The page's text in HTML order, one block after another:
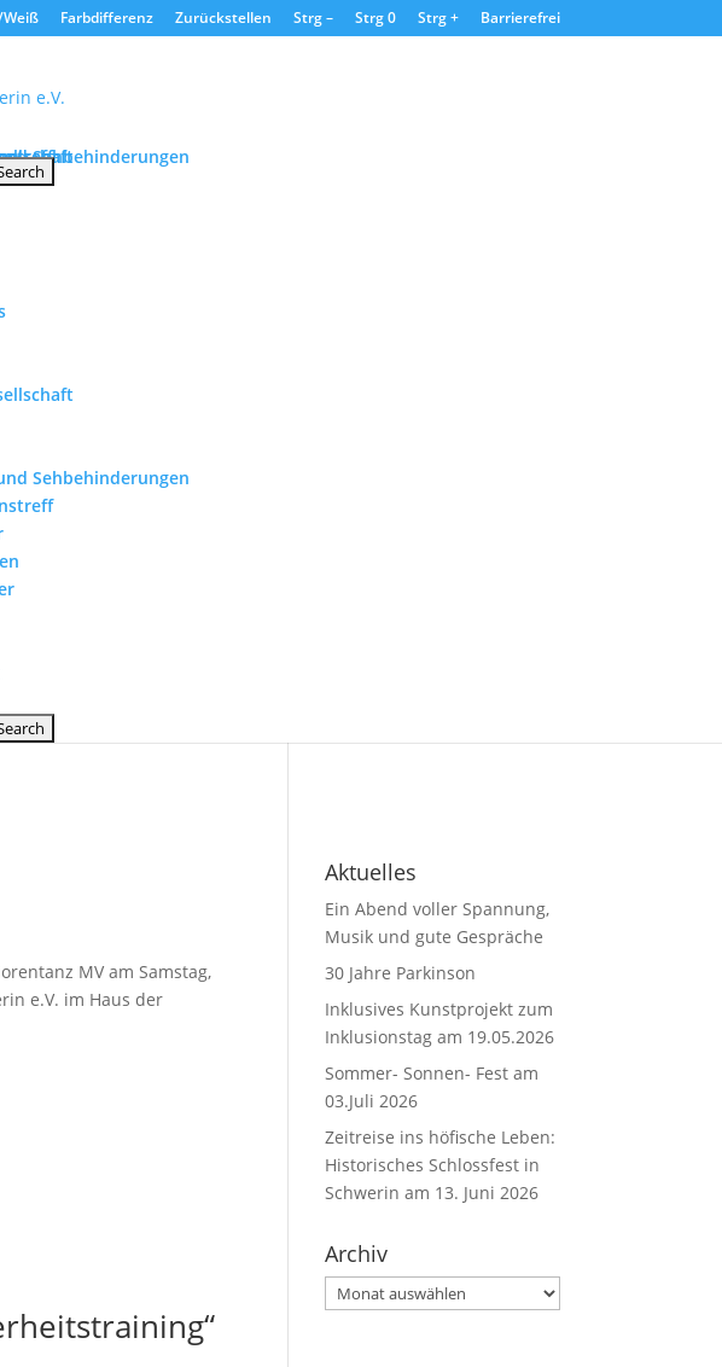
Farbdifferenz Zurückstellen Strg – Strg 0 Strg + Barrierefrei
Sehbehinderungen
Sehbehinderungen
MV am Samstag,
e.V. im Haus der
Aktuelles
Ein Abend voller Spannung,
Musik und gute Gespräche
30 Jahre Parkinson
Inklusives Kunstprojekt zum
Inklusionstag am 19.05.2026
Sommer- Sonnen- Fest am
03.Juli 2026
Zeitreise ins höfische Leben:
Historisches Schlossfest in
Schwerin am 13. Juni 2026
Archiv
Archiv